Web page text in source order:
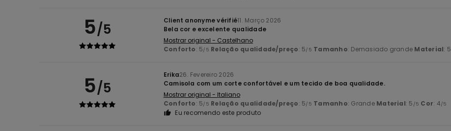
5/5 Client anonyme vérifié11. Março 2026
Bela cor e excelente qualidade
Mostrar original - Castelhano
Conforto: 5/5 Relação qualidade/preço: 5/5 Tamanho: Demasiado grande Material: 5
5/5
Erika26. Fevereiro 2026
Camisola com um corte confortável e um tecido de boa qualidade.
Mostrar original - Italiano
Conforto: 5/5 Relação qualidade/preço: 5/5 Tamanho: Grande Material: 5 /5 Cor: 4/5
Eu recomendo este produto